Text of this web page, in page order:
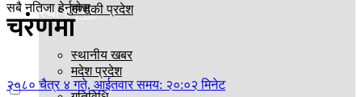
स्थानीय तह
स्थानीय खबर
गण्डकी प्रदेश
मदेश प्रदेश
सबै नतिजा हेर्नुहोस्
चरणमा
२०८० चैत्र ४ गते, आईतवार समय: २०:०२ मिनेट